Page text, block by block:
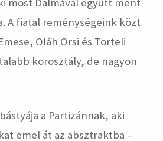
A fiatal reménységeink közt
Oláh Orsi és Törteli
korosztály, de nagyon
a Partizánnak, aki
emel át az absztraktba –